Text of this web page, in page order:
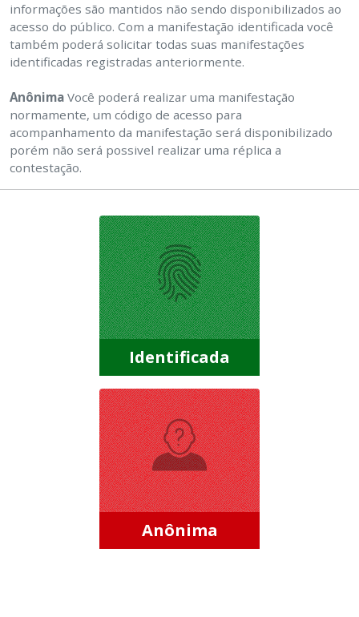
informações são mantidos não sendo disponibilizados ao
acesso do público. Com a manifestação identificada você
também poderá solicitar todas suas manifestações
identificadas registradas anteriormente.
Anônima Você poderá realizar uma manifestação
normamente, um código de acesso para
acompanhamento da manifestação será disponibilizado
porém não será possivel realizar uma réplica a
contestação.
Identificada
Anônima